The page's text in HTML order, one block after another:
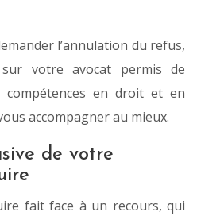
l’annulation du refus,
votre avocat permis de
compétences en droit et en
accompagner au mieux.
de votre
fait face à un recours, qui